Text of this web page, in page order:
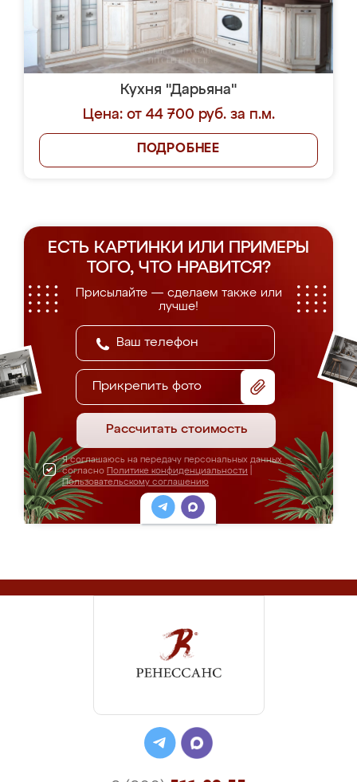
Кухня "Дарьяна"
Цена: от 44 700 руб. за п.м.
ПОДРОБНЕЕ
ЕСТЬ КАРТИНКИ ИЛИ ПРИМЕРЫ
ТОГО, ЧТО НРАВИТСЯ?
Присылайте — сделаем также или
лучше!
Прикрепить фото
Рассчитать стоимость
Я соглашаюсь на передачу персональных данных
согласно Политике конфиденциальности
Пользовательскому соглашению